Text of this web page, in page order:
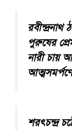
পুরুষের
নারী চায়
শরৎচন্দ্র